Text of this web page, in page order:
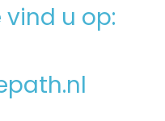
u op: